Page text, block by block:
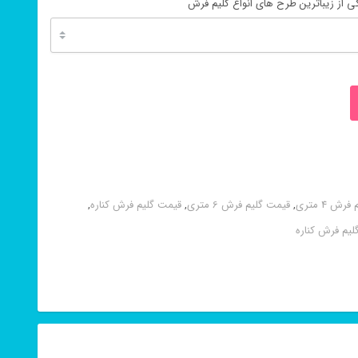
از زیباترین طرح های انواع گلیم فرش
4 متری ,قیمت گلیم فرش 6 متری ,قیمت گلیم فرش کناره,
فرش کناره